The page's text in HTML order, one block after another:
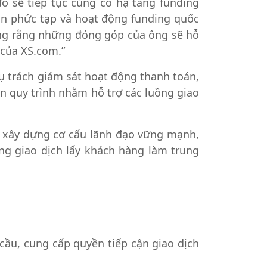
phức tạp và hoạt động funding quốc
rằng những đóng góp của ông sẽ hỗ
XS.com.”
trách giám sát hoạt động thanh toán,
quy trình nhằm hỗ trợ các luồng giao
dựng cơ cấu lãnh đạo vững mạnh,
giao dịch lấy khách hàng làm trung
cung cấp quyền tiếp cận giao dịch